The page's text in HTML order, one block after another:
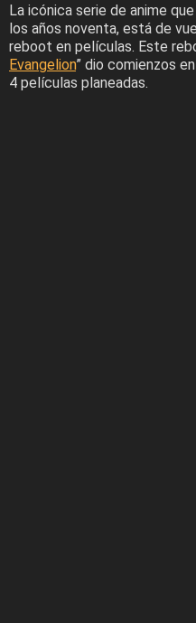
La icónica serie de anime
los años noventa, está de
reboot en películas. Este
Evangelion” dio comienzos
4 películas planeadas.